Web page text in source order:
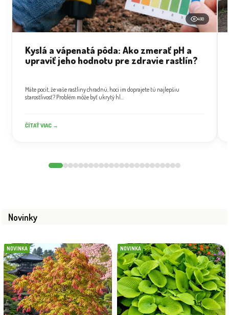
490
Kyslá a vápenatá pôda: Ako zmerať pH a
upraviť jeho hodnotu pre zdravie rastlín?
Máte pocit, že vaše rastliny chradnú, hoci im doprajete tú najlepšiu
starostlivosť? Problém môže byť ukrytý hl...
ČÍTAŤ VIAC →
Novinky
NOVINKA NOVINKA